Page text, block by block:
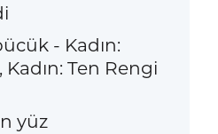
- Kadın:
Kadın: Ten Rengi
yüz